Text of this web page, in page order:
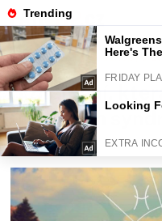
Fajntip.cz Horoskopy a
3 znamení,
únavovým
vědci